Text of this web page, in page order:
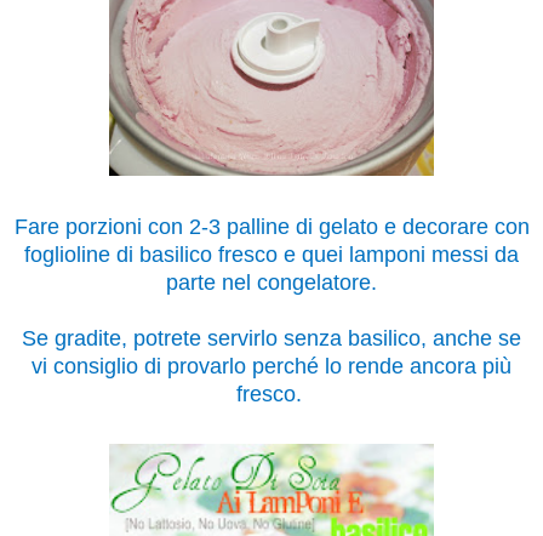
Fare porzioni con 2-3 palline di gelato e decorare con
foglioline di basilico fresco e quei lamponi messi da
parte nel congelatore.
Se gradite, potrete servirlo senza basilico, anche se
vi consiglio di provarlo perché lo rende ancora più
fresco.